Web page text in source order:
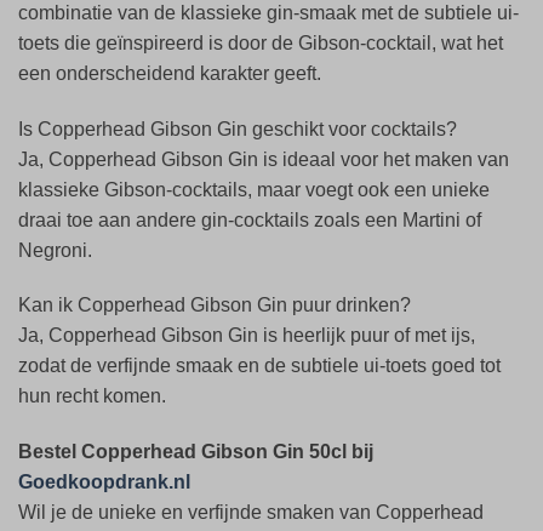
combinatie van de klassieke gin-smaak met de subtiele ui-
toets die geïnspireerd is door de Gibson-cocktail, wat het
een onderscheidend karakter geeft.
Is Copperhead Gibson Gin geschikt voor cocktails?
Ja, Copperhead Gibson Gin is ideaal voor het maken van
klassieke Gibson-cocktails, maar voegt ook een unieke
draai toe aan andere gin-cocktails zoals een Martini of
Negroni.
Kan ik Copperhead Gibson Gin puur drinken?
Ja, Copperhead Gibson Gin is heerlijk puur of met ijs,
zodat de verfijnde smaak en de subtiele ui-toets goed tot
hun recht komen.
Bestel Copperhead Gibson Gin 50cl bij
Goedkoopdrank.nl
Wil je de unieke en verfijnde smaken van Copperhead